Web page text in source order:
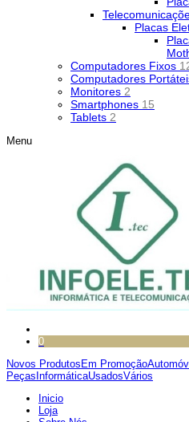
Placas
Computadores Fixos
Computadores
Monitores 2
Smartphones 15
Tablets 2
Menu
0
Novos Produtos Em Promoção
Peças InformáticaUsadosVários
Inicio
Loja